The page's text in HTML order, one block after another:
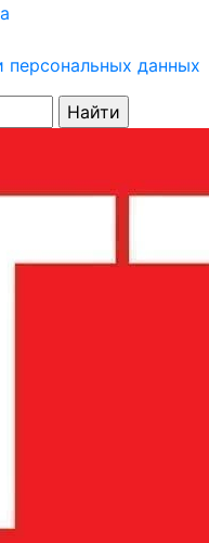
персональных данных